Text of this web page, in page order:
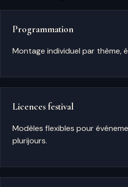
Programmation
Montage individuel par thème,
Licences festival
Modèles flexibles pour
plurijours.